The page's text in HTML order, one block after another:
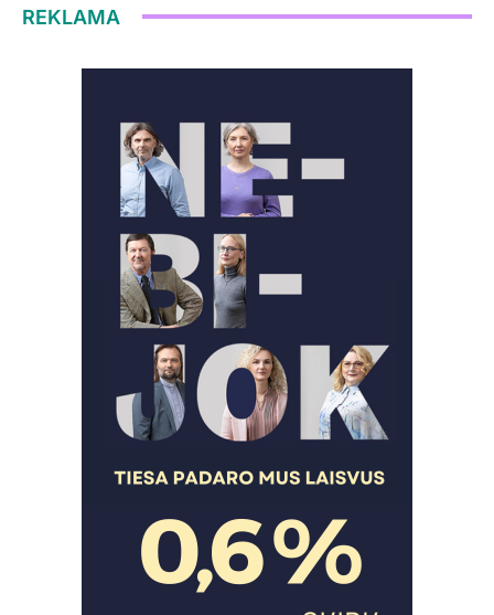
REKLAMA